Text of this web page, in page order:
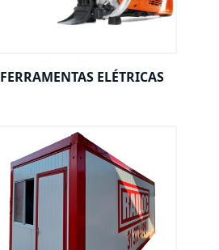
FERRAMENTAS ELÉTRICAS